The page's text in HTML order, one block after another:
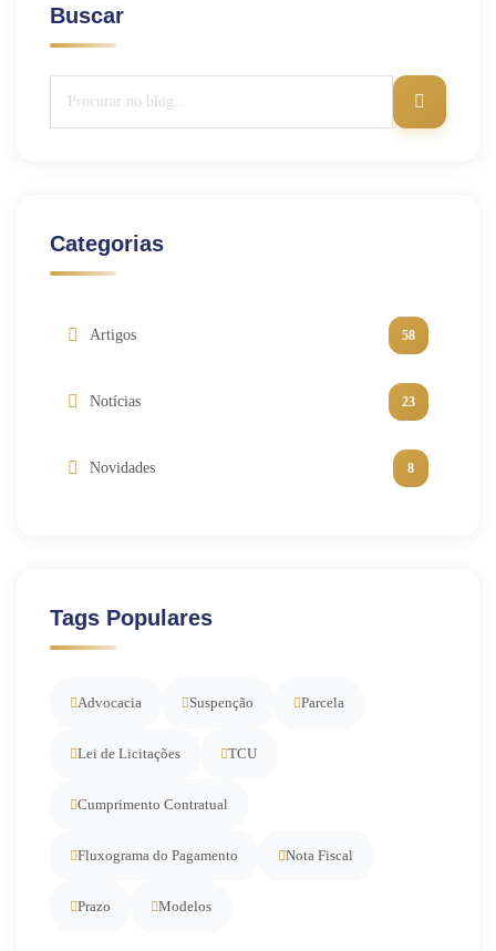
Buscar
Categorias
Artigos 58
Notícias 23
Novidades 8
Tags Populares
Advocacia Suspenção Parcela
Lei de Licitações TCU
Cumprimento Contratual
Fluxograma do Pagamento Nota Fiscal
Prazo Modelos